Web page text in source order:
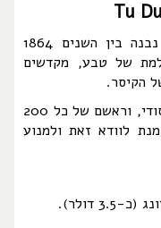
קברו של הקיסר טו דוק (Tu Doc) נבנה בין השנים 1864
של טבע, מקדשים
המקום המדוייק בו נקבר הקיסר נשאר סודי, וראשם של כל 200
לוודא זאת ולמנוע